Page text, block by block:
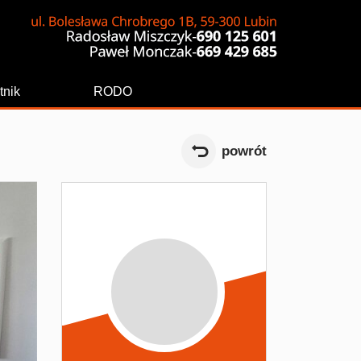
RODO
powrót